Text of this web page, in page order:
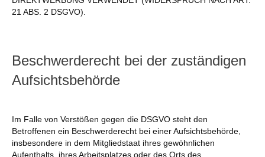
21 ABS. 2 DSGVO).
Beschwerderecht bei der zuständigen
Aufsichtsbehörde
Im Falle von Verstößen gegen die DSGVO steht den
Betroffenen ein Beschwerderecht bei einer Aufsichtsbehörde,
insbesondere in dem Mitgliedstaat ihres gewöhnlichen
Aufenthalts, ihres Arbeitsplatzes oder des Orts des